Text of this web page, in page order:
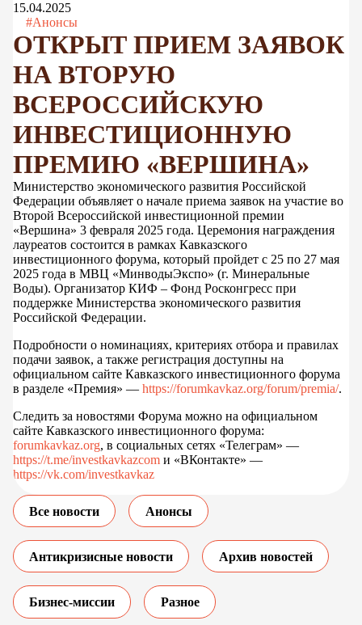
15.04.2025
#Анонсы
ОТКРЫТ ПРИЕМ ЗАЯВОК
НА ВТОРУЮ
ВСЕРОССИЙСКУЮ
ИНВЕСТИЦИОННУЮ
ПРЕМИЮ «ВЕРШИНА»
Министерство экономического развития Российской
Федерации объявляет о начале приема заявок на участие во
Второй Всероссийской инвестиционной премии
«Вершина» 3 февраля 2025 года. Церемония награждения
лауреатов состоится в рамках Кавказского
инвестиционного форума, который пройдет с 25 по 27 мая
2025 года в МВЦ «МинводыЭкспо» (г. Минеральные
Воды). Организатор КИФ – Фонд Росконгресс при
поддержке Министерства экономического развития
Российской Федерации.
Подробности о номинациях, критериях отбора и правилах
подачи заявок, а также регистрация доступны на
официальном сайте Кавказского инвестиционного форума
в разделе «Премия» — https://forumkavkaz.org/forum/premia/.
Следить за новостями Форума можно на официальном
сайте Кавказского инвестиционного форума:
forumkavkaz.org, в социальных сетях «Телеграм» —
https://t.me/investkavkazcom и «ВКонтакте» —
https://vk.com/investkavkaz
Все новости Анонсы
Антикризисные новости Архив новостей
Бизнес-миссии Разное